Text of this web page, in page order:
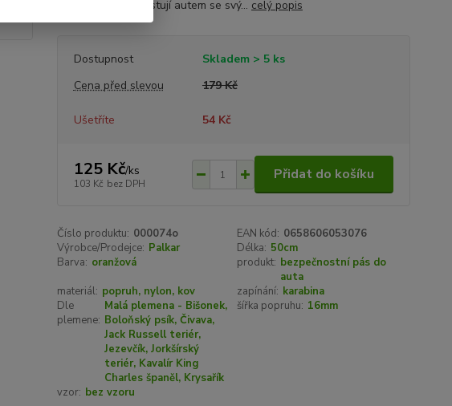
Vás, kteří často cestují autem se svý... celý popis
Dostupnost
Skladem > 5 ks
Cena před slevou
179 Kč
Ušetříte 54 Kč
125 Kč/ks
103 Kč bez DPH
Přidat do košíku
Číslo produktu: 000074o EAN kód: 0658606053076
Výrobce/Prodejce: Palkar Délka: 50cm
Barva: oranžová produkt: bezpečnostní pás do
auta
materiál: popruh, nylon, kov zapínání: karabina
Dle
plemene:
Malá plemena - Bišonek,
Boloňský psík, Čivava,
Jack Russell teriér,
Jezevčík, Jorkšírský
teriér, Kavalír King
Charles španěl, Krysařík
šířka popruhu: 16mm
vzor: bez vzoru